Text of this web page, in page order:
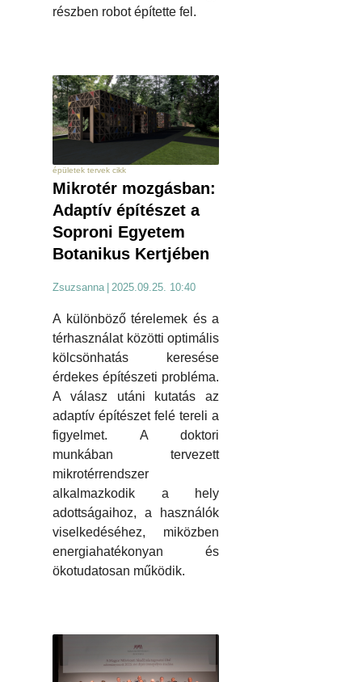
részben robot építette fel.
épületek tervek cikk
Mikrotér mozgásban:
Adaptív építészet a
Soproni Egyetem
Botanikus Kertjében
Zsuzsanna 2025.09.25. 10:40
A különböző térelemek és a
térhasználat közötti optimális
kölcsönhatás keresése
érdekes építészeti probléma.
A válasz utáni kutatás az
adaptív építészet felé tereli a
figyelmet. A doktori
munkában tervezett
mikrotérrendszer
alkalmazkodik a hely
adottságaihoz, a használók
viselkedéséhez, miközben
energiahatékonyan és
ökotudatosan működik.